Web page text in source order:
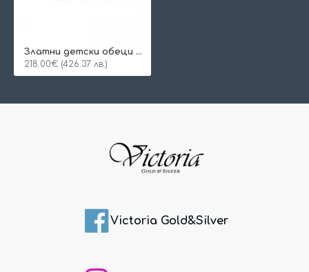
Златни детски обеци Clover
218.00€ (426.37 лв.)
Victoria Gold&Silver